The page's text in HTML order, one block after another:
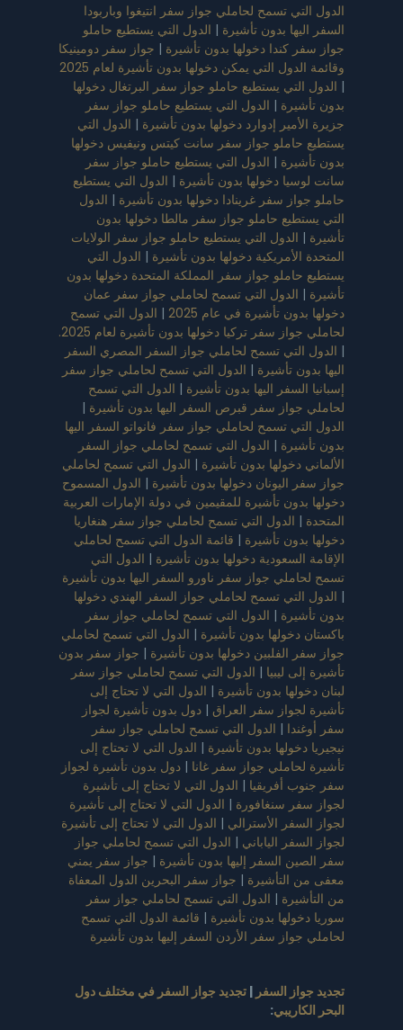
الدول التي تسمح لحاملي جواز سفر انتيغوا وباربودا
السفر اليها بدون تأشيرة | الدول التي يستطيع حاملو
جواز سفر كندا دخولها بدون تأشيرة | جواز سفر دومينيكا
وقائمة الدول التي يمكن دخولها بدون تأشيرة لعام 2025
| الدول التي يستطيع حاملو جواز سفر البرتغال دخولها
بدون تأشيرة | الدول التي يستطيع حاملو جواز سفر
جزيرة الأمير إدوارد دخولها بدون تأشيرة | الدول التي
يستطيع حاملو جواز سفر سانت كيتس ونيفيس دخولها
بدون تأشيرة | الدول التي يستطيع حاملو جواز سفر
سانت لوسيا دخولها بدون تأشيرة | الدول التي يستطيع
حاملو جواز سفر غرينادا دخولها بدون تأشيرة | الدول
التي يستطيع حاملو جواز سفر مالطا دخولها بدون
تأشيرة | الدول التي يستطيع حاملو جواز سفر الولايات
المتحدة الأمريكية دخولها بدون تأشيرة | الدول التي
يستطيع حاملو جواز سفر المملكة المتحدة دخولها بدون
تأشيرة | الدول التي تسمح لحاملي جواز سفر عمان
دخولها بدون تأشيرة في عام 2025
| الدول التي تسمح
لحاملي جواز سفر تركيا دخولها بدون تأشيرة لعام 2025.
| الدول التي تسمح لحاملي جواز السفر المصري السفر
اليها بدون تأشيرة | الدول التي تسمح لحاملي جواز سفر
إسبانيا السفر اليها بدون تأشيرة | الدول التي تسمح
لحاملي جواز سفر قبرص السفر اليها بدون تأشيرة |
الدول التي تسمح لحاملي جواز سفر فانواتو السفر اليها
بدون تأشيرة | الدول التي تسمح لحاملي جواز السفر
الألماني دخولها بدون تأشيرة | الدول التي تسمح لحاملي
جواز سفر اليونان دخولها بدون تأشيرة | الدول المسموح
دخولها بدون تأشيرة للمقيمين في دولة الإمارات العربية
المتحدة | الدول التي تسمح لحاملي جواز سفر هنغاريا
دخولها بدون تأشيرة | قائمة الدول التي تسمح لحاملي
الإقامة السعودية دخولها بدون تأشيرة | الدول التي
تسمح لحاملي جواز سفر ناورو السفر اليها بدون تأشيرة
| الدول التي تسمح لحاملي جواز السفر الهندي دخولها
بدون تأشيرة | الدول التي تسمح لحاملي جواز سفر
باكستان دخولها بدون تأشيرة | الدول التي تسمح لحاملي
جواز سفر الفلبين دخولها بدون تأشيرة | جواز سفر بدون
تأشيرة إلى ليبيا | الدول التي تسمح لحاملي جواز سفر
لبنان دخولها بدون تأشيرة | الدول التي لا تحتاج إلى
تأشيرة لجواز سفر العراق | دول بدون تأشيرة لجواز
سفر أوغندا | الدول التي تسمح لحاملي جواز سفر
نيجيريا دخولها بدون تأشيرة | الدول التي لا تحتاج إلى
تأشيرة لحاملي جواز سفر غانا | دول بدون تأشيرة لجواز
سفر جنوب أفريقيا | الدول التي لا تحتاج إلى تأشيرة
لجواز سفر سنغافورة | الدول التي لا تحتاج إلى تأشيرة
لجواز السفر الأسترالي | الدول التي لا تحتاج إلى تأشيرة
لجواز السفر الياباني | الدول التي تسمح لحاملي جواز
سفر الصين السفر إليها بدون تأشيرة | جواز سفر يمني
معفى من التأشيرة | جواز سفر البحرين الدول المعفاة
من التأشيرة | الدول التي تسمح لحاملي جواز سفر
سوريا دخولها بدون تأشيرة | قائمة الدول التي تسمح
لحاملي جواز سفر الأردن السفر إليها بدون تأشيرة
تجديد جواز السفر | تجديد جواز السفر في مختلف دول
البحر الكاريبي: